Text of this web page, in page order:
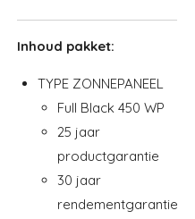
Inhoud pakket:
TYPE ZONNEPANEEL
Full Black 450 WP
25 jaar
productgarantie
30 jaar
rendementgarantie